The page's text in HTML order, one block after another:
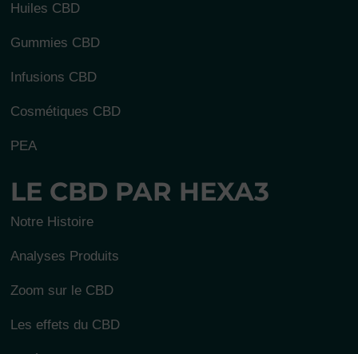
Huiles CBD
Gummies CBD
Infusions CBD
Cosmétiques CBD
PEA
LE CBD PAR HEXA3
Notre Histoire
Analyses Produits
Zoom sur le CBD
Les effets du CBD